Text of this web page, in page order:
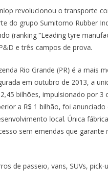
revolucionou o transporte
do grupo Sumitomo Rubber
(ranking “Leading tyre
e três campos de prova.
Rio Grande (PR) é a mais
em outubro de 2013, a
bilhões, impulsionado por 3
a R$ 1 bilhão, foi
local. Única
sem emendas que
de passeio, vans, SUVs,